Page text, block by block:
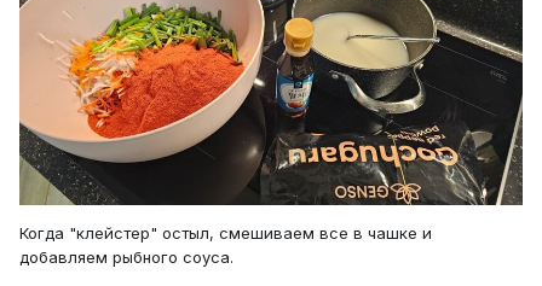
Когда "клейстер" остыл, смешиваем все в чашке и
добавляем рыбного соуса.